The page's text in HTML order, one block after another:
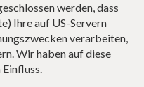
werden, dass
Ihre auf US-Servern
verarbeiten,
Wir haben auf diese